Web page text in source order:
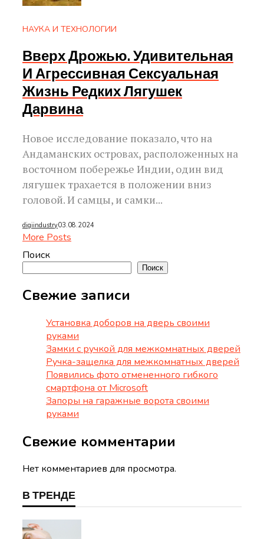
НАУКА И ТЕХНОЛОГИИ
Вверх Дрожью. Удивительная
И Агрессивная Сексуальная
Жизнь Редких Лягушек
Дарвина
Новое исследование показало, что на
Андаманских островах, расположенных на
восточном побережье Индии, один вид
лягушек трахается в положении вниз
головой. И самцы, и самки...
digiindustry03.08.2024
More Posts
Поиск
Поиск
Свежие записи
Установка доборов на дверь своими
руками
Замки с ручкой для межкомнатных дверей
Ручка-защелка для межкомнатных дверей
Появились фото отмененного гибкого
смартфона от Microsoft
Запоры на гаражные ворота своими
руками
Свежие комментарии
Нет комментариев для просмотра.
В ТРЕНДЕ